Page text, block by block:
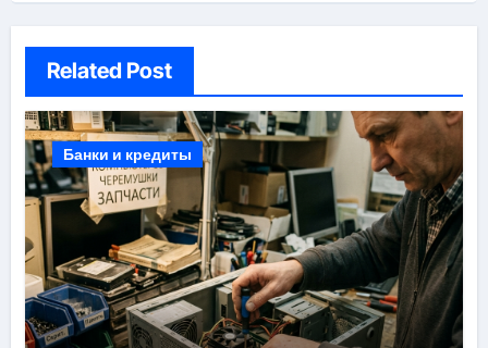
Related Post
Банки и кредиты